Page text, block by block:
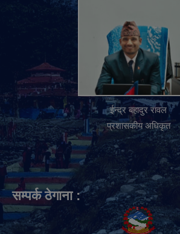
ईन्द्र बहादुर रावल
प्रशासकीय अधिकृत
सम्पर्क ठेगाना :